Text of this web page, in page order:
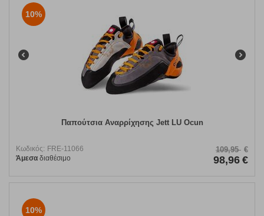
10%
Παπούτσια Αναρρίχησης Jett LU Ocun
Κωδικός: FRE-11066
Άμεσα διαθέσιμο
109,95 €
98,96 €
10%